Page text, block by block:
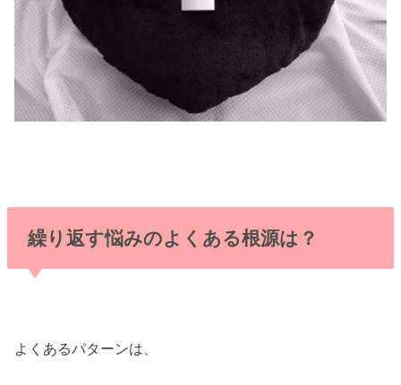
繰り返す悩みのよくある根源は？
よくあるパターンは、